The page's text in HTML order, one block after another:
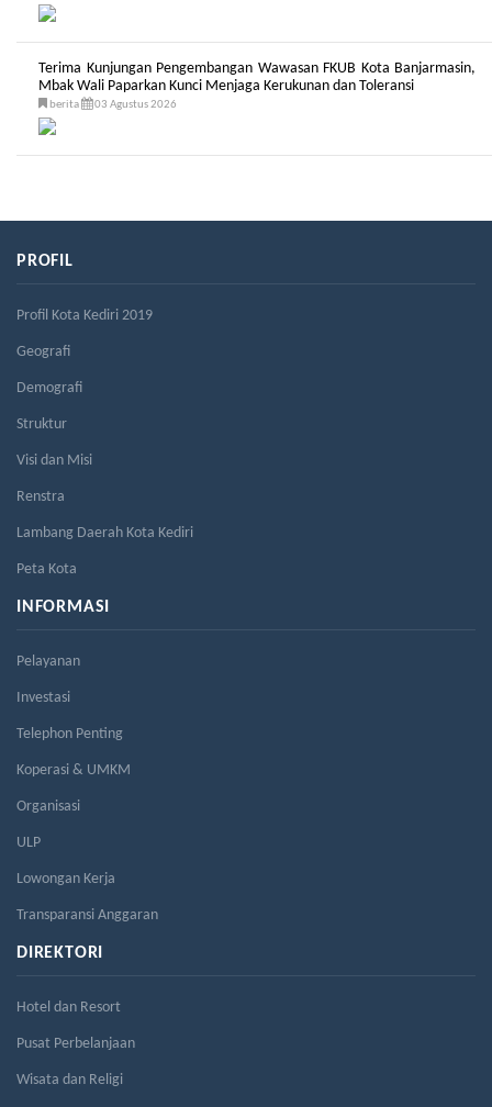
Terima Kunjungan Pengembangan Wawasan FKUB Kota Banjarmasin,
Mbak Wali Paparkan Kunci Menjaga Kerukunan dan Toleransi
berita 03 Agustus 2026
PROFIL
Profil Kota Kediri 2019
Geografi
Demografi
Struktur
Visi dan Misi
Renstra
Lambang Daerah Kota Kediri
Peta Kota
INFORMASI
Pelayanan
Investasi
Telephon Penting
Koperasi & UMKM
Organisasi
ULP
Lowongan Kerja
Transparansi Anggaran
DIREKTORI
Hotel dan Resort
Pusat Perbelanjaan
Wisata dan Religi